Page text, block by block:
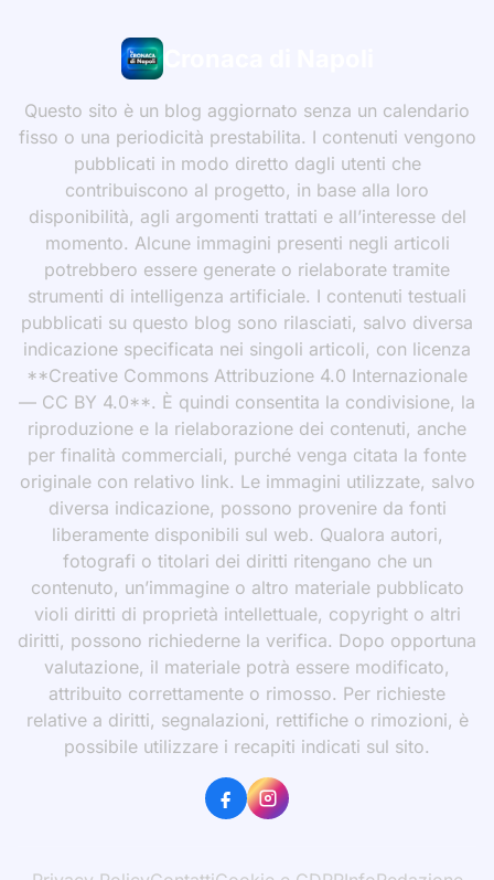
Cronaca di Napoli
Questo sito è un blog aggiornato senza un calendario
fisso o una periodicità prestabilita. I contenuti vengono
pubblicati in modo diretto dagli utenti che
contribuiscono al progetto, in base alla loro
disponibilità, agli argomenti trattati e all’interesse del
momento. Alcune immagini presenti negli articoli
potrebbero essere generate o rielaborate tramite
strumenti di intelligenza artificiale. I contenuti testuali
pubblicati su questo blog sono rilasciati, salvo diversa
indicazione specificata nei singoli articoli, con licenza
**Creative Commons Attribuzione 4.0 Internazionale
— CC BY 4.0**. È quindi consentita la condivisione, la
riproduzione e la rielaborazione dei contenuti, anche
per finalità commerciali, purché venga citata la fonte
originale con relativo link. Le immagini utilizzate, salvo
diversa indicazione, possono provenire da fonti
liberamente disponibili sul web. Qualora autori,
fotografi o titolari dei diritti ritengano che un
contenuto, un’immagine o altro materiale pubblicato
violi diritti di proprietà intellettuale, copyright o altri
diritti, possono richiederne la verifica. Dopo opportuna
valutazione, il materiale potrà essere modificato,
attribuito correttamente o rimosso. Per richieste
relative a diritti, segnalazioni, rettifiche o rimozioni, è
possibile utilizzare i recapiti indicati sul sito.